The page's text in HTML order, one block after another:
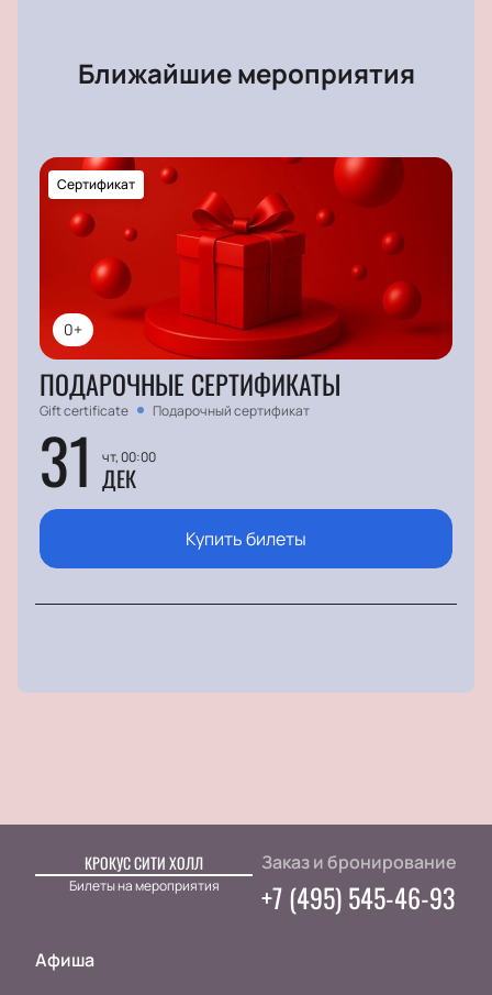
Ближайшие мероприятия
0+
Сертификат
ПОДАРОЧНЫЕ СЕРТИФИКАТЫ
Gift certificate Подарочный сертификат
31 чт, 00:00
ДЕК
Купить билеты
КРОКУС СИТИ ХОЛЛ
Билеты на мероприятия
Афиша
Заказ и бронирование
+7 (495) 545-46-93